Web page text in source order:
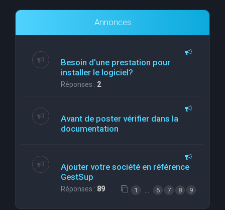
Annonces
Besoin d'une prestation pour
installer le logiciel?
Réponses : 2
Avant de poster vérifier dans la
documentation
Ajouter votre société en référence
GestSup
Réponses : 89 1 6 7 8 9